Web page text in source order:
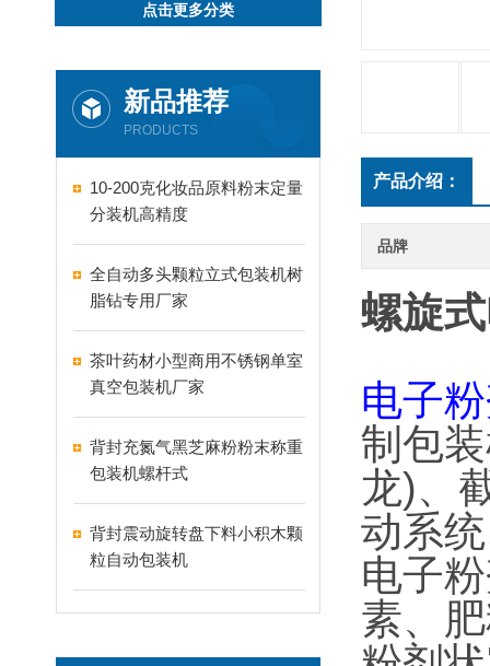
点击更多分类
新品推荐
PRODUCTS
10-200克化妆品原料粉末定量
分装机高精度
全自动多头颗粒立式包装机树
脂钻专用厂家
茶叶药材小型商用不锈钢单室
真空包装机厂家
背封充氮气黑芝麻粉粉末称重
包装机螺杆式
背封震动旋转盘下料小积木颗
粒自动包装机
产品介绍：
品牌
螺旋
电子
制包
龙)、
动系
电子
素、